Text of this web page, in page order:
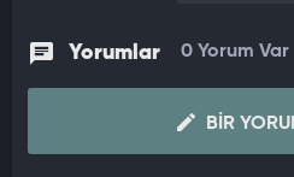
Yorumlar 0 Yorum Var
BIR